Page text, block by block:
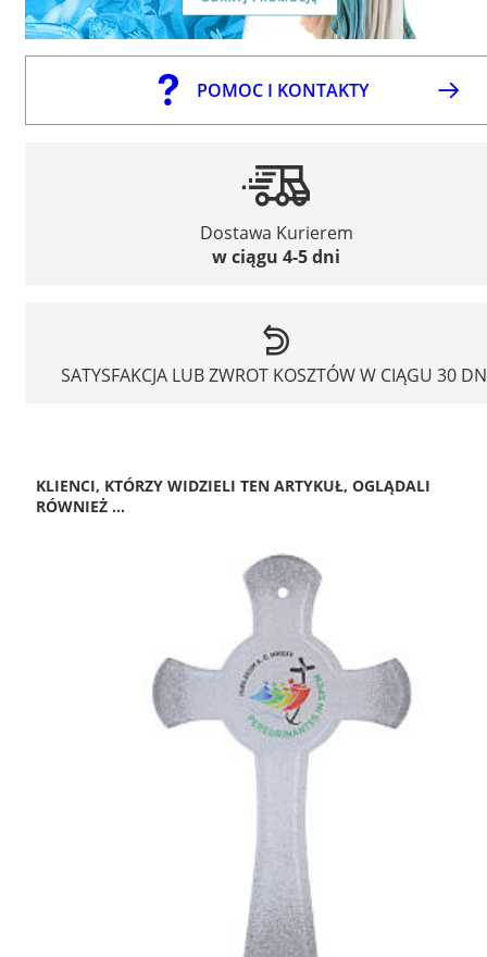
POMOC I KONTAKTY
Dostawa Kurierem
w ciągu 4-5 dni
SATYSFAKCJA LUB ZWROT KOSZTÓW W CIĄGU 30
KLIENCI, KTÓRZY WIDZIELI TEN ARTYKUŁ, OGLĄDALI
RÓWNIEŻ ...